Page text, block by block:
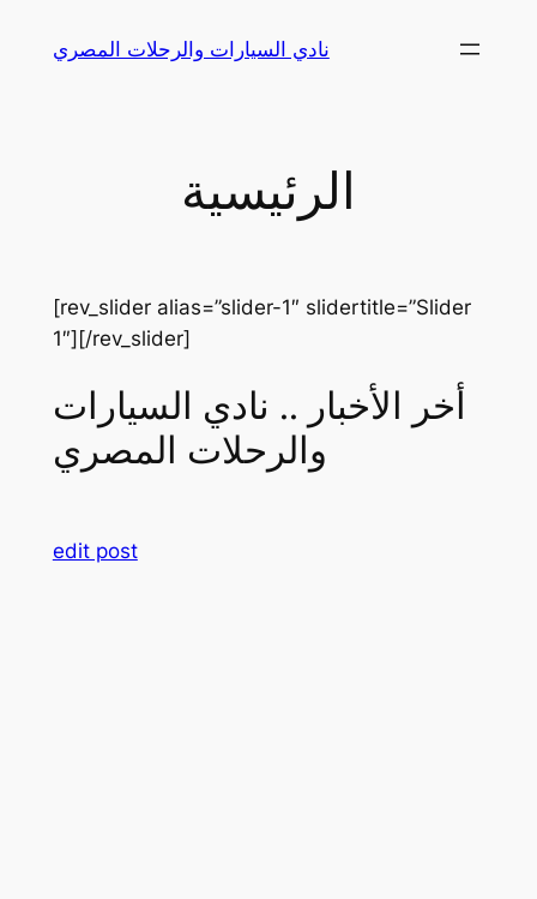
نادي السيارات والرحلات المصري
الرئيسية
[rev_slider alias=”slider-1″ slidertitle=”Slider
1″][/rev_slider]
أخر الأخبار .. نادي السيارات
والرحلات المصري
edit post